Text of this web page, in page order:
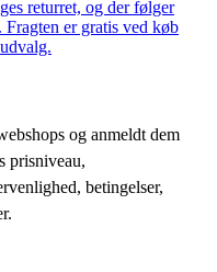
returret, og der følger
er gratis ved køb
og anmeldt dem
prisniveau,
betingelser,